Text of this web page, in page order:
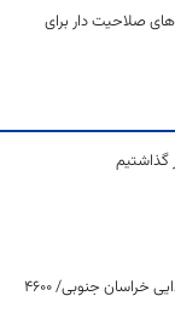
صلاحیت دار برای
گذاشتیم
تقدیر مقام عالی وزارت از عملکرد جهادی معاونت آموزش ابتدایی خراسان جنوبی/ ۴۶۰۰